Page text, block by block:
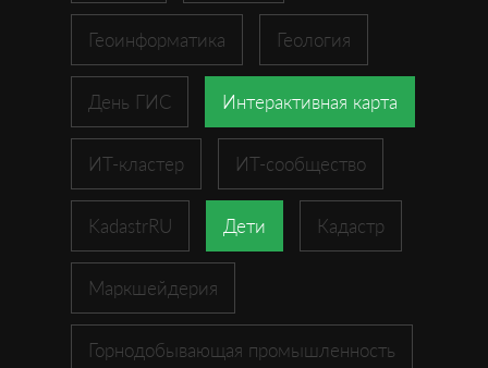
Геоинформатика Геология
День ГИС Интерактивная карта
ИТ-кластер ИТ-сообщество
KadastrRU Дети Кадастр
Маркшейдерия
Горнодобывающая промышленность